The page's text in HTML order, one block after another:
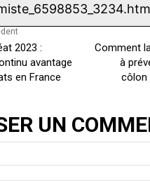
2023 :
avantage
en France
Comment
à
côlon
UN